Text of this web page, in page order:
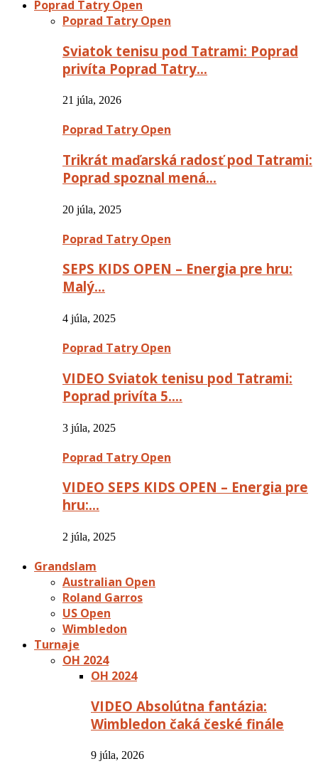
Poprad Tatry Open
Poprad Tatry Open
Sviatok tenisu pod Tatrami: Poprad
privíta Poprad Tatry…
21 júla, 2026
Poprad Tatry Open
Trikrát maďarská radosť pod Tatrami:
Poprad spoznal mená…
20 júla, 2025
Poprad Tatry Open
SEPS KIDS OPEN – Energia pre hru:
Malý…
4 júla, 2025
Poprad Tatry Open
VIDEO Sviatok tenisu pod Tatrami:
Poprad privíta 5….
3 júla, 2025
Poprad Tatry Open
VIDEO SEPS KIDS OPEN – Energia pre
hru:…
2 júla, 2025
Grandslam
Australian Open
Roland Garros
US Open
Wimbledon
Turnaje
OH 2024
OH 2024
VIDEO Absolútna fantázia:
Wimbledon čaká české finále
9 júla, 2026